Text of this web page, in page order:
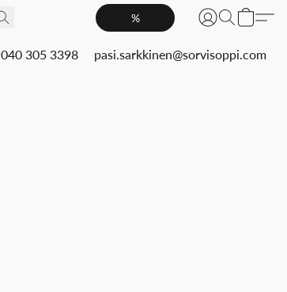
%
040 305 3398 pasi.sarkkinen@sorvisoppi.com